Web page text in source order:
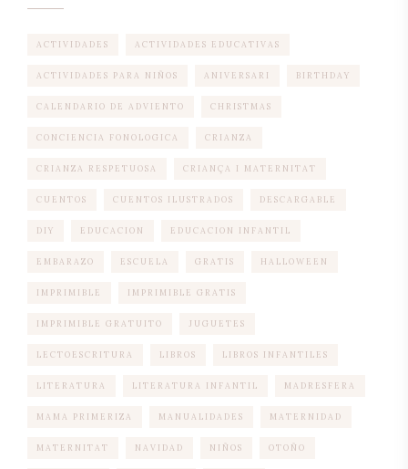
ACTIVIDADES ACTIVIDADES EDUCATIVAS
ACTIVIDADES PARA NIÑOS ANIVERSARI BIRTHDAY
CALENDARIO DE ADVIENTO CHRISTMAS
CONCIENCIA FONOLOGICA CRIANZA
CRIANZA RESPETUOSA CRIANÇA I MATERNITAT
CUENTOS CUENTOS ILUSTRADOS DESCARGABLE
DIY EDUCACION EDUCACION INFANTIL
EMBARAZO ESCUELA GRATIS HALLOWEEN
IMPRIMIBLE IMPRIMIBLE GRATIS
IMPRIMIBLE GRATUITO JUGUETES
LECTOESCRITURA LIBROS LIBROS INFANTILES
LITERATURA LITERATURA INFANTIL MADRESFERA
MAMA PRIMERIZA MANUALIDADES MATERNIDAD
MATERNITAT NAVIDAD NIÑOS OTOÑO